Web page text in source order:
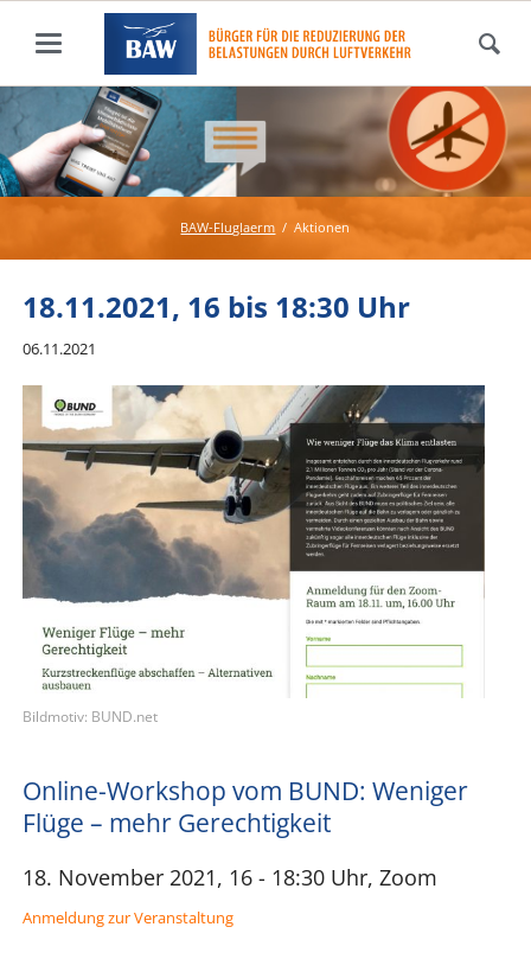
BAW-Fluglaerm Aktionen
18.11.2021, 16 bis 18:30 Uhr
06.11.2021
Bildmotiv: BUND.net
Online-Workshop vom BUND: Weniger
Flüge – mehr Gerechtigkeit
18. November 2021, 16 - 18:30 Uhr, Zoom
Anmeldung zur Veranstaltung